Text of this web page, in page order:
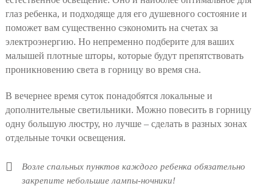
глаз ребенка, и подходяще для его душевного состояние и
поможет вам существенно сэкономить на счетах за
электроэнергию. Но непременно подберите для ваших
малышей плотные шторы, которые будут препятствовать
проникновению света в горницу во время сна.
В вечернее время суток понадобятся локальные и
дополнительные светильники. Можно повесить в горницу
одну большую люстру, но лучше – сделать в разных зонах
отдельные точки освещения.
Возле спальных пунктов каждого ребенка обязательно
закрепите небольшие лампы-ночники!